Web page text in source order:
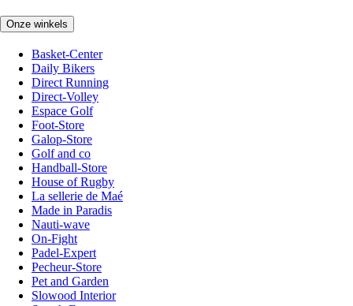
Onze winkels
Basket-Center
Daily Bikers
Direct Running
Direct-Volley
Espace Golf
Foot-Store
Galop-Store
Golf and co
Handball-Store
House of Rugby
La sellerie de Maé
Made in Paradis
Nauti-wave
On-Fight
Padel-Expert
Pecheur-Store
Pet and Garden
Slowood Interior